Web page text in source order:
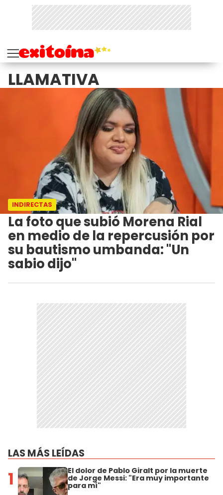
LLAMATIVA
INDIRECTAS
La foto que subió Morena Rial
en medio de la repercusión por
su bautismo umbanda: "Un
sabio dijo"
LAS MÁS LEÍDAS
1 El dolor de Pablo Giralt por la muerte
de Jorge Messi: "Era muy importante
para mí"